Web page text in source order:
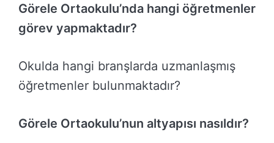
Görele Ortaokulu’nda hangi öğretmenler
görev yapmaktadır?
Okulda hangi branşlarda uzmanlaşmış
öğretmenler bulunmaktadır?
Görele Ortaokulu’nun altyapısı nasıldır?